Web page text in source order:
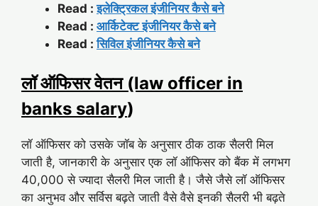
Read :इलेक्ट्रिकल इंजीनियर कैसे बने
Read : आर्किटेक्ट इंजीनियर कैसे बने
Read :सिविल इंजीनियर कैसे बने
लॉ ऑफिसर वेतन (law officer in
banks salary)
लॉ ऑफिसर को उसके जॉब के अनुसार ठीक ठाक सैलरी मिल
जाती है, जानकारी के अनुसार एक लॉ ऑफिसर को बैंक में लगभग
40,000 से ज्यादा सैलरी मिल जाती है। जैसे जैसे लॉ ऑफिसर
का अनुभव और सर्विस बढ़ते जाती वैसे वैसे इनकी सैलरी भी बढ़ते